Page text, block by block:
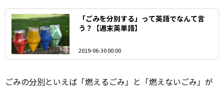
「ごみを分別する」って英語でなんて言
う？【週末英単語】
2019-06-30 00:00
ごみの分別といえば「燃えるごみ」と「燃えないごみ」が